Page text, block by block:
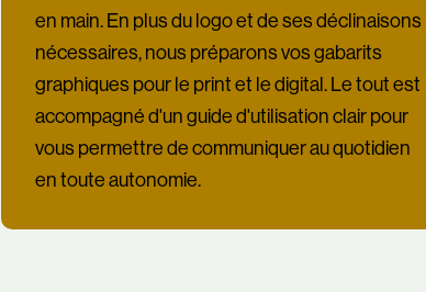
en main. En plus du logo et de ses déclinaisons
nécessaires, nous préparons vos gabarits
graphiques pour le print et le digital. Le tout est
accompagné d'un guide d'utilisation clair pour
vous permettre de communiquer au quotidien
en toute autonomie.